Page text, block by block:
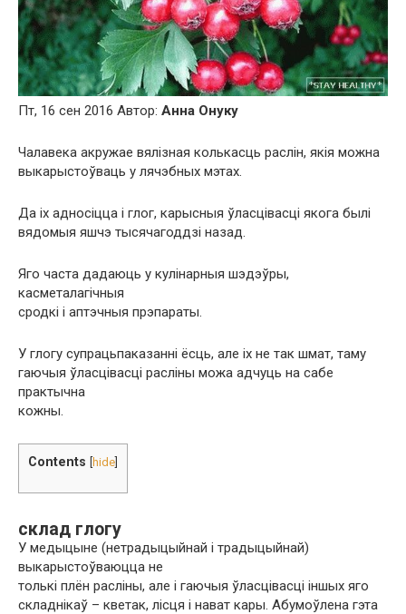
Пт, 16 сен 2016 Автор: Анна Онуку
Чалавека акружае вялізная колькасць раслін, якія можна
выкарыстоўваць у лячэбных мэтах.
Да іх адносіцца і глог, карысныя ўласцівасці якога былі
вядомыя яшчэ тысячагоддзі назад.
Яго часта дадаюць у кулінарныя шэдэўры,
касметалагічныя
сродкі і аптэчныя прэпараты.
У глогу супрацьпаказанні ёсць, але іх не так шмат, таму
гаючыя ўласцівасці расліны можа адчуць на сабе
практычна
кожны.
Contents [hide]
склад глогу
У медыцыне (нетрадыцыйнай і традыцыйнай)
выкарыстоўваюцца не
толькі плён расліны, але і гаючыя ўласцівасці іншых яго
складнікаў – кветак, лісця і нават кары. Абумоўлена гэта